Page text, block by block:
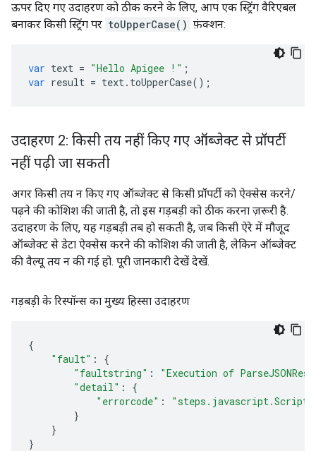
ऊपर दिए गए उदाहरण को ठीक करने के लिए, आप एक स्ट्रिंग वैरिएबल
बनाकर किसी स्ट्रिंग पर toUpperCase() फ़ंक्शन:
var text = "Hello Apigee !" ;
var result = text. toUpperCase();
उदाहरण 2: किसी तय नहीं किए गए ऑब्जेक्ट से प्रॉपर्टी
नहीं पढ़ी जा सकती
अगर किसी तय न किए गए ऑब्जेक्ट से किसी प्रॉपर्टी को ऐक्सेस करने/
पढ़ने की कोशिश की जाती है, तो इस गड़बड़ी को ठीक करना ज़रूरी है.
उदाहरण के लिए, यह गड़बड़ी तब हो सकती है, जब किसी ऐरे में मौजूद
ऑब्जेक्ट से डेटा ऐक्सेस करने की कोशिश की जाती है, लेकिन ऑब्जेक्ट
की वैल्यू तय न की गई हो. पूरी जानकारी देखें देखें.
गड़बड़ी के रिस्पॉन्स का मुख्य हिस्सा उदाहरण
{
"fault" :
{
"faultstring" :
"Execution of
"detail" :
{
"errorcode" :
}
}
}